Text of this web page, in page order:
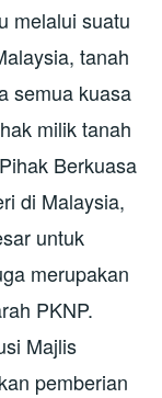
melalui suatu
tanah
semua kuasa
milik tanah
Berkuasa
di Malaysia,
untuk
merupakan
PKNP.
Majlis
pemberian